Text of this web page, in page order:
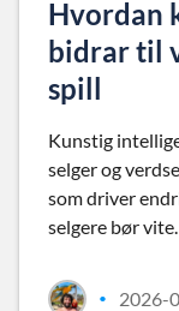
Hvordan
bidrar til
spill
Kunstig
selger og
som driver
selgere bør vite.
• 2026-